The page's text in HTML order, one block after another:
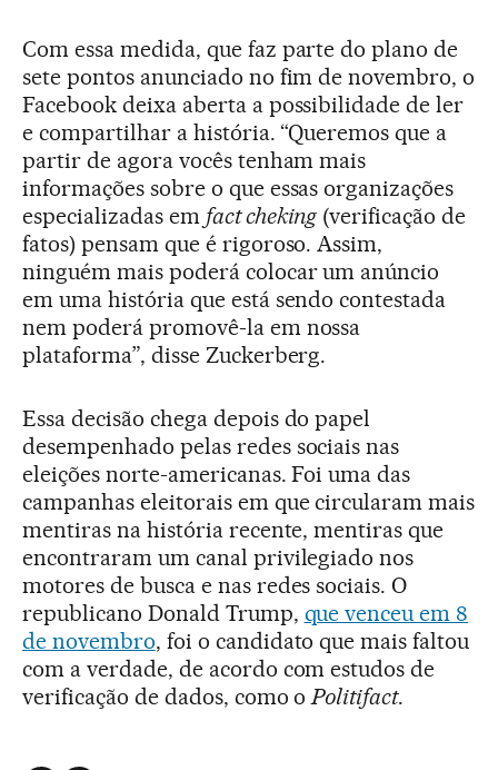
Com essa medida, que faz parte do plano de
sete pontos anunciado no fim de novembro, o
Facebook deixa aberta a possibilidade de ler
e compartilhar a história. “Queremos que a
partir de agora vocês tenham mais
informações sobre o que essas organizações
especializadas em fact cheking(verificação de
fatos) pensam que é rigoroso. Assim,
ninguém mais poderá colocar um anúncio
em uma história que está sendo contestada
nem poderá promovê-la em nossa
plataforma”, disse Zuckerberg.
Essa decisão chega depois do papel
desempenhado pelas redes sociais nas
eleições norte-americanas. Foi uma das
campanhas eleitorais em que circularam mais
mentiras na história recente, mentiras que
encontraram um canal privilegiado nos
motores de busca e nas redes sociais. O
republicano Donald Trump, que venceu em 8
de novembro, foi o candidato que mais faltou
com a verdade, de acordo com estudos de
verificação de dados, como o Politifact.